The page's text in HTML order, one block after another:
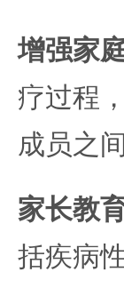
增强家
疗过程
成员之
家长教
括疾病